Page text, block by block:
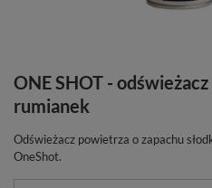
ONE SHOT -
rumianek
Odświeżacz powietrza o zapachu
OneShot.